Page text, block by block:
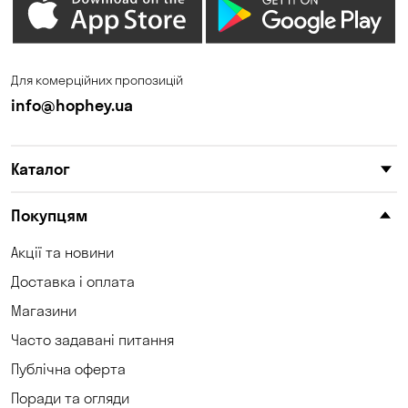
Фонтанка Чорноморськ
Для комерційних пропозицій
info@hophey.ua
Каталог
Покупцям
Акції та новини
Доставка і оплата
Магазини
Часто задавані питання
Публічна оферта
Поради та огляди